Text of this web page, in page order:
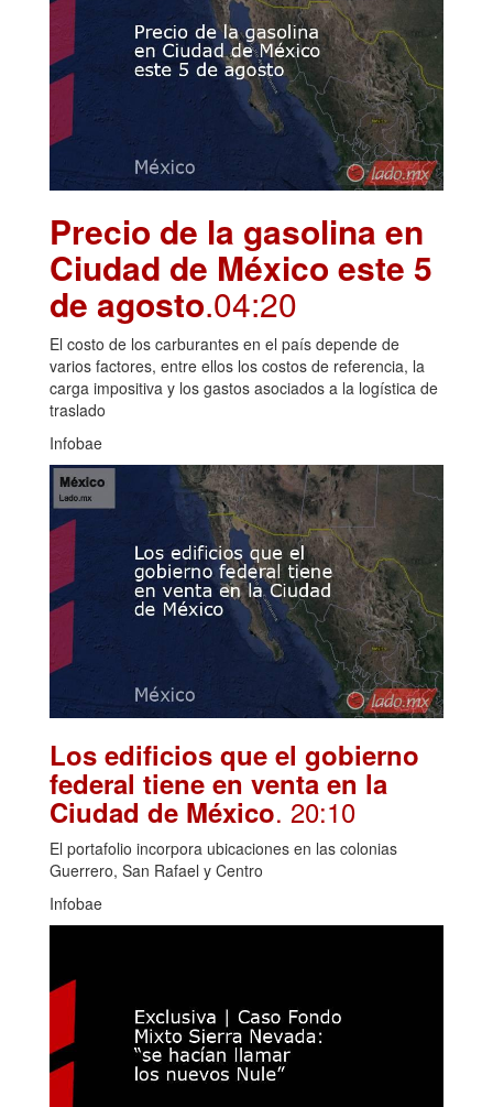
Precio de la gasolina en
Ciudad de México este 5
de agosto.04:20
El costo de los carburantes en el país depende de
varios factores, entre ellos los costos de referencia, la
carga impositiva y los gastos asociados a la logística de
traslado
Infobae
Los edificios que el gobierno
federal tiene en venta en la
Ciudad de México. 20:10
El portafolio incorpora ubicaciones en las colonias
Guerrero, San Rafael y Centro
Infobae